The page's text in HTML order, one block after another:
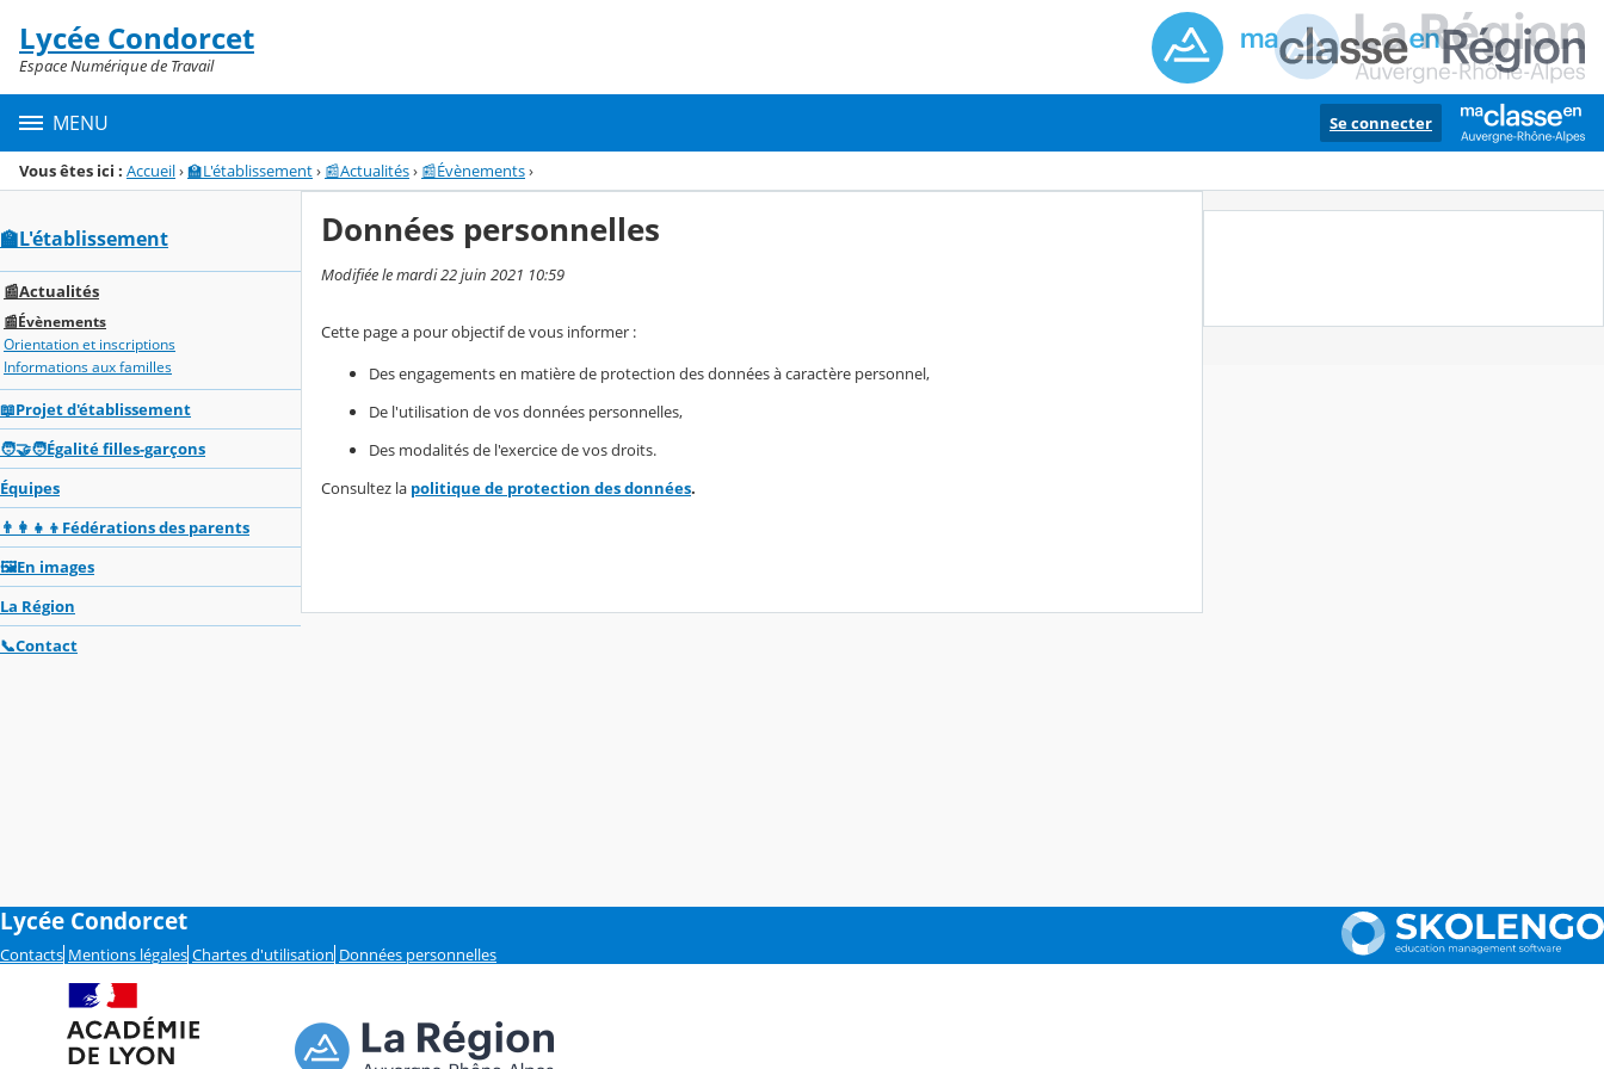
Menu de la rubrique
Contenu
Lycée Condorcet
Espace Numérique de Travail
MENU Se connecter
Vous êtes ici : Accueil›🏫L'établissement› 📰Actualités› 📰Évènements›
🏫L'établissement
📰Actualités
📰Évènements
Orientation et inscriptions
Informations aux familles
📖Projet d'établissement
🧑‍🤝‍🧑Égalité filles-garçons
Équipes
👨‍👩‍👧‍👦Fédérations des parents
🖼️En images
La Région
📞Contact
Données personnelles
Modifiée le mardi 22 juin 2021 10:59
Cette page a pour objectif de vous informer :
Des engagements en matière de protection des données à caractère personnel,
De l'utilisation de vos données personnelles,
Des modalités de l'exercice de vos droits.
Consultez la politique de protection des données.
Lycée Condorcet
Contacts Mentions légales Chartes d'utilisation Données personnelles